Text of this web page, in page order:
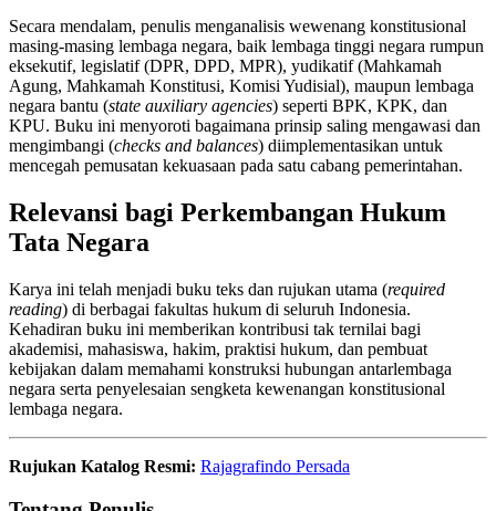
Secara mendalam, penulis menganalisis wewenang konstitusional
masing-masing lembaga negara, baik lembaga tinggi negara rumpun
eksekutif, legislatif (DPR, DPD, MPR), yudikatif (Mahkamah
Agung, Mahkamah Konstitusi, Komisi Yudisial), maupun lembaga
negara bantu (state auxiliary agencies) seperti BPK, KPK, dan
KPU. Buku ini menyoroti bagaimana prinsip saling mengawasi dan
mengimbangi (checks and balances) diimplementasikan untuk
mencegah pemusatan kekuasaan pada satu cabang pemerintahan.
Relevansi bagi Perkembangan Hukum
Tata Negara
Karya ini telah menjadi buku teks dan rujukan utama (required
reading) di berbagai fakultas hukum di seluruh Indonesia.
Kehadiran buku ini memberikan kontribusi tak ternilai bagi
akademisi, mahasiswa, hakim, praktisi hukum, dan pembuat
kebijakan dalam memahami konstruksi hubungan antarlembaga
negara serta penyelesaian sengketa kewenangan konstitusional
lembaga negara.
Rujukan Katalog Resmi: Rajagrafindo Persada